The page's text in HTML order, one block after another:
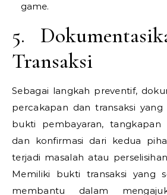
game.
5.
Transaksi
Sebagai langkah preventif,
percakapan dan transaksi yang
bukti pembayaran, tangkapan
dan konfirmasi dari kedua
terjadi masalah atau
Memiliki bukti transaksi yang
membantu dalam